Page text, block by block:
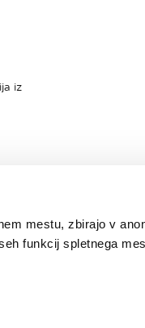
mestu, zbirajo v
funkcij spletnega
iz